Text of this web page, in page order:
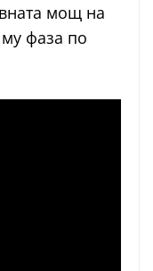
мощ на
му фаза по